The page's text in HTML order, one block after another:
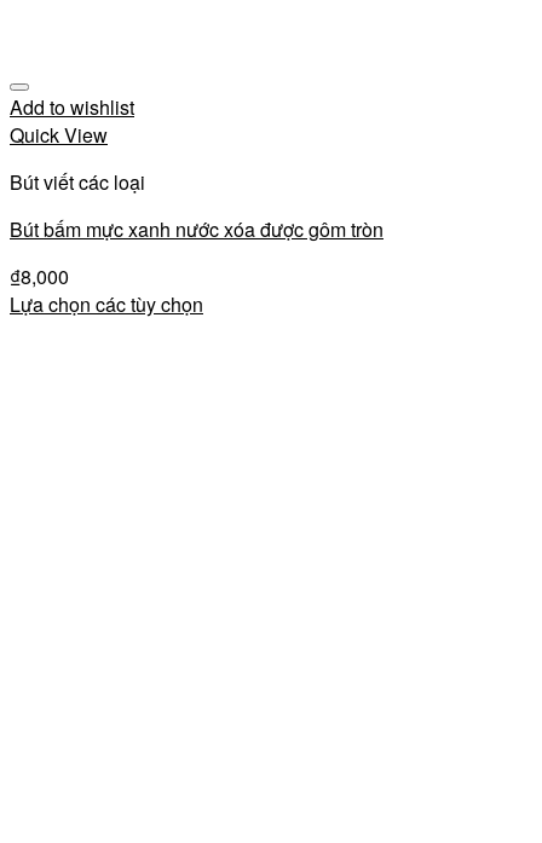
Add to wishlist
Quick View
Bút viết các loại
Bút bấm mực xanh nước xóa được gôm tròn
₫8,000
Lựa chọn các tùy chọn